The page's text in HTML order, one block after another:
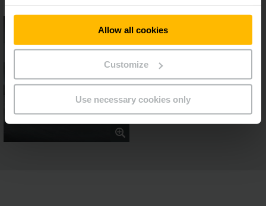
Allow all cookies
Customize
Use necessary cookies only